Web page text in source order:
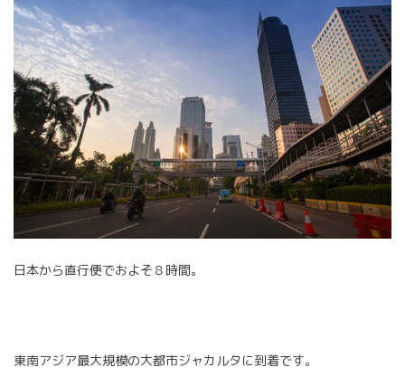
日本から直行便でおよそ８時間。
東南アジア最大規模の大都市ジャカルタに到着です。